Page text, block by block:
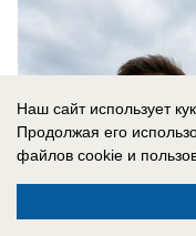
Наш сайт использует
Продолжая его
файлов cookie и